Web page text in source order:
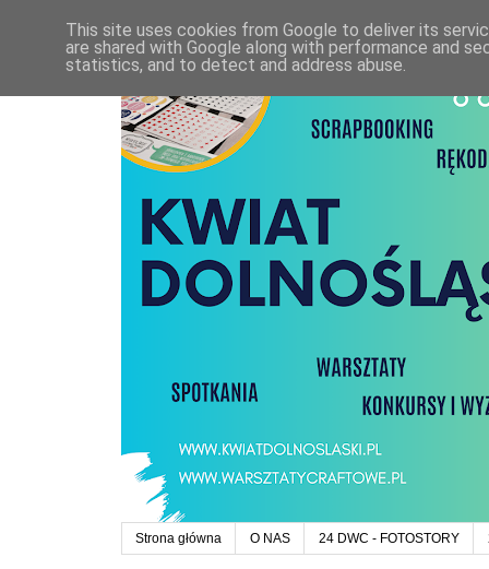
Strona główna O NAS 24 DWC - FOTOSTORY
This site uses cookies from Google to deliver its
are shared with Google along with performance and
statistics, and to detect and address abuse.